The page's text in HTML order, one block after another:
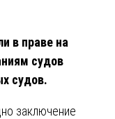
в праве на
судов
судов.
заключение